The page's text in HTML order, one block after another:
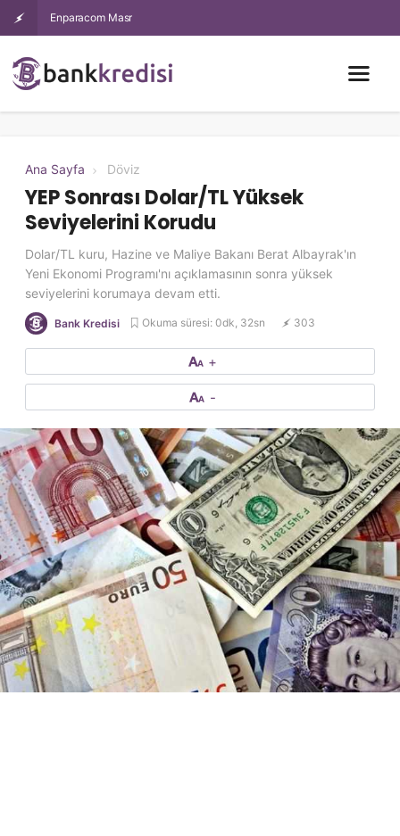
Enparacom Masrafsız İhtiyaç Kredisi Şartları Nelerdir
Ana Sayfa Döviz
YEP Sonrası Dolar/TL Yüksek
Seviyelerini Korudu
Dolar/TL kuru, Hazine ve Maliye Bakanı Berat Albayrak'ın
Yeni Ekonomi Programı'nı açıklamasının sonra yüksek
seviyelerini korumaya devam etti.
Bank Kredisi Okuma süresi: 0dk, 32sn 303
+
-